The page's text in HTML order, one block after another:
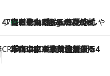
47都道府県の手みやげ ひんやりスイーツで夏を満喫
8 Hours Ago
【和歌山県】この夏絶対食べたい 冷やしておいしいおやつ3選 みかんがごろっと丸ごと入ったジュレ
CREA'S CHOICE
2026.8.7
「立川にも歌舞伎があるんだよ」 片岡仁左衛門・市川中車ら豪華座組みで4年目の立川立飛歌舞伎へ